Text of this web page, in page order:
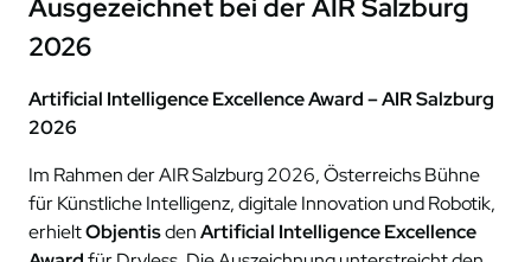
Ausgezeichnet bei der AIR Salzburg
2026
Artificial Intelligence Excellence Award – AIR Salzburg
2026
Im Rahmen der AIR Salzburg 2026, Österreichs Bühne
für Künstliche Intelligenz, digitale Innovation und Robotik,
erhieltObjentisdenArtificial Intelligence Excellence